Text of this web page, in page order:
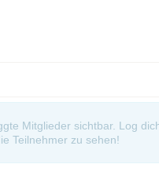
Mitglieder sichtbar. Log
Teilnehmer zu sehen!